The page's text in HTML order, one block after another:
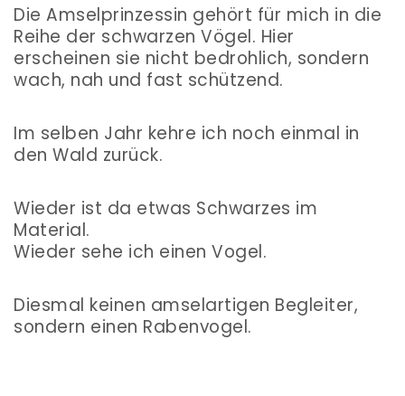
Die Amselprinzessin gehört für mich in die
Reihe der schwarzen Vögel. Hier
erscheinen sie nicht bedrohlich, sondern
wach, nah und fast schützend.
Im selben Jahr kehre ich noch einmal in
den Wald zurück.
Wieder ist da etwas Schwarzes im
Material.
Wieder sehe ich einen Vogel.
Diesmal keinen amselartigen Begleiter,
sondern einen Rabenvogel.